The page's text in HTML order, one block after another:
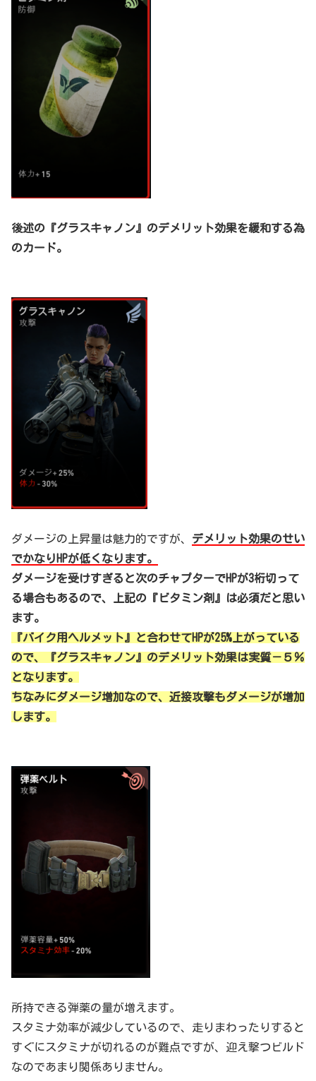
後述の『グラスキャノン』のデメリット効果を緩和する為
のカード。
ダメージの上昇量は魅力的ですが、 デメリット効果のせい
でかなりHPが低くなります。
ダメージを受けすぎると次のチャプターでHPが3桁切って
る場合もあるので、上記の『ビタミン剤』は必須だと思い
ます。
『バイク用ヘルメット』と合わせてHPが25%上がっている
ので、『グラスキャノン』のデメリット効果は実質－５％
となります。
ちなみにダメージ増加なので、近接攻撃もダメージが増加
します。
所持できる弾薬の量が増えます。
スタミナ効率が減少しているので、走りまわったりすると
すぐにスタミナが切れるのが難点ですが、迎え撃つビルド
なのであまり関係ありません。